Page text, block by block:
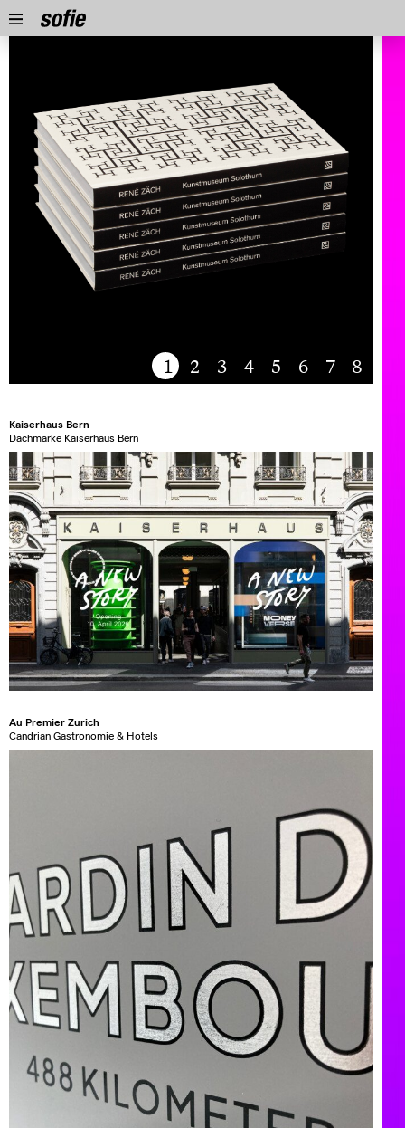
1 2 3 4 5 6 7 8
Kaiserhaus Bern
Dachmarke Kaiserhaus Bern
Au Premier Zurich
Candrian Gastronomie & Hotels